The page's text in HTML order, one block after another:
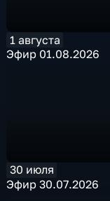
1 августа
Эфир 01.08.2026
30 июля
Эфир 30.07.2026